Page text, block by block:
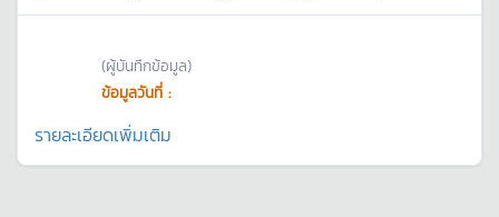
(ผู้บันทึกข้อมูล)
ข้อมูลวันที่ :
รายละเอียดเพิ่มเติม